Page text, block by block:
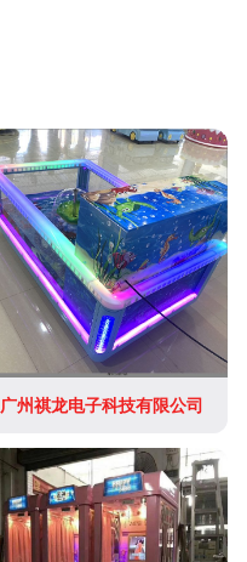
广州祺龙电子科技有限公司